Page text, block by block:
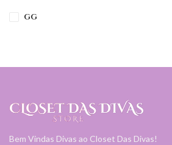
GG
Bem Vindas Divas ao Closet Das Divas!